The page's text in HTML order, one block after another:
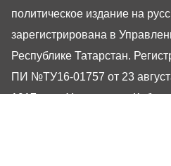
политическое издание на
зарегистрирована в
Республике Татарстан.
ПИ №ТУ16-01757 от 23
1917 году. Учредители: